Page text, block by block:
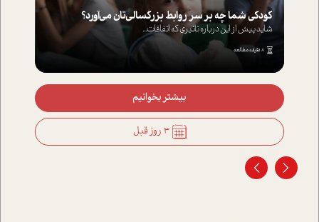
کودکی شما چه بر سر روابط بزرگسالی‌تان می‌آورد؟
شاید پیش از این درباره تاثیری که اتفاقات...
8 دقیقه مطالعه
بیشتر بخوانیم
3 روز قبل